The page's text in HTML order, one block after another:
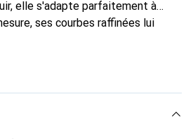
elle s'adapte parfaitement à
ses courbes raffinées lui
pour votre smartphone.
Noreve est un choix fiable pour